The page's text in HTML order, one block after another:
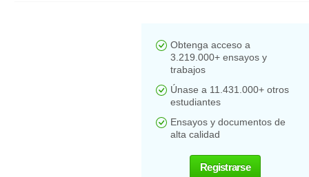
Obtenga acceso a
3.219.000+ ensayos y
trabajos
Únase a 11.431.000+ otros
estudiantes
Ensayos y documentos de
alta calidad
Registrarse